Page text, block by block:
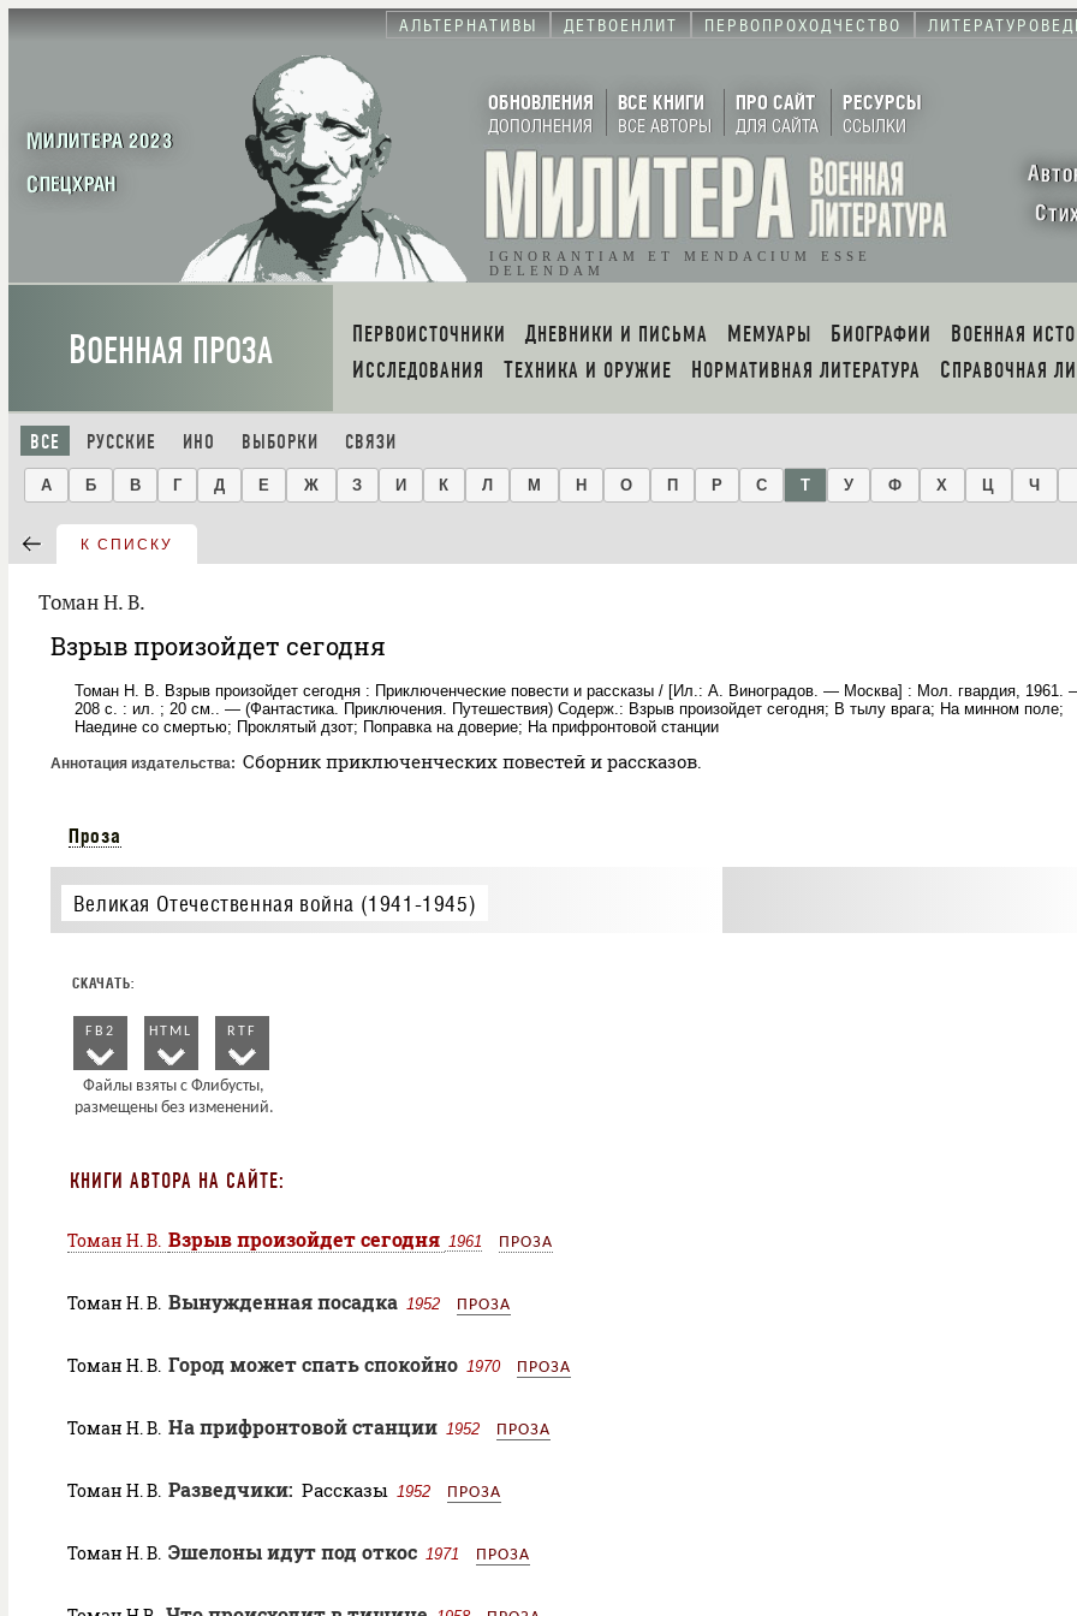
АЛЬТЕРНАТИВЫ ДЕТВОЕНЛИТ ПЕРВОПРОХОДЧЕСТВО
МИЛИТЕРА 2023
СПЕЦХРАН
ОБНОВЛЕНИЯ
ДОПОЛНЕНИЯ
ВСЕ КНИГИ
ВСЕ АВТОРЫ
ПРО САЙТ
ДЛЯ САЙТА
РЕСУРСЫ
ССЫЛКИ
IGNORANTIAM ET MENDACIUM ESSE
DELENDAM
А
С
ВОЕННАЯ ПРОЗА ПЕРВОИСТОЧНИКИ ДНЕВНИКИ И ПИСЬМА МЕМУАРЫ БИОГРАФИИ
ВОЕННАЯ
ИССЛЕДОВАНИЯ
ТЕХНИКА И ОРУЖИЕ НОРМАТИВНАЯ ЛИТЕРАТУРА СПРАВОЧНАЯ
ВСЕ РУССКИЕ ИНО ВЫБОРКИ СВЯЗИ
А Б В Г Д Е Ж З И К Л М Н О П Р С Т У Ф Х Ц Ч
К СПИСКУ
Томан Н. В.
Взрыв произойдет сегодня
Томан Н. В. Взрыв произойдет сегодня : Приключенческие повести и рассказы / [Ил.: А. Виноградов. — Москва] : Мол. гвардия, 1961.
208 с. : ил. ; 20 см.. — (Фантастика. Приключения. Путешествия) Содерж.: Взрыв произойдет сегодня; В тылу врага; На минном поле;
Наедине со смертью; Проклятый дзот; Поправка на доверие; На прифронтовой станции
Аннотация издательства Сборник приключенческих повестей и рассказов.
Проза
Великая Отечественная война (1941-1945)
FB2 HTML RTF
КНИГИ АВТОРА НА САЙТЕ:
Томан Н. В. Взрыв произойдет сегодня 1961 ПРОЗА
Томан Н. В. Вынужденная посадка 1952 ПРОЗА
Томан Н. В. Город может спать спокойно 1970 ПРОЗА
Томан Н. В. На прифронтовой станции 1952 ПРОЗА
Томан Н. В. Разведчики: Рассказы 1952 ПРОЗА
Томан Н. В. Эшелоны идут под откос 1971 ПРОЗА